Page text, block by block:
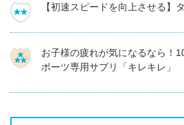
【初速スピードを向上させる】
お子様の疲れが気になるなら！
ポーツ専用サプリ「キレキレ」